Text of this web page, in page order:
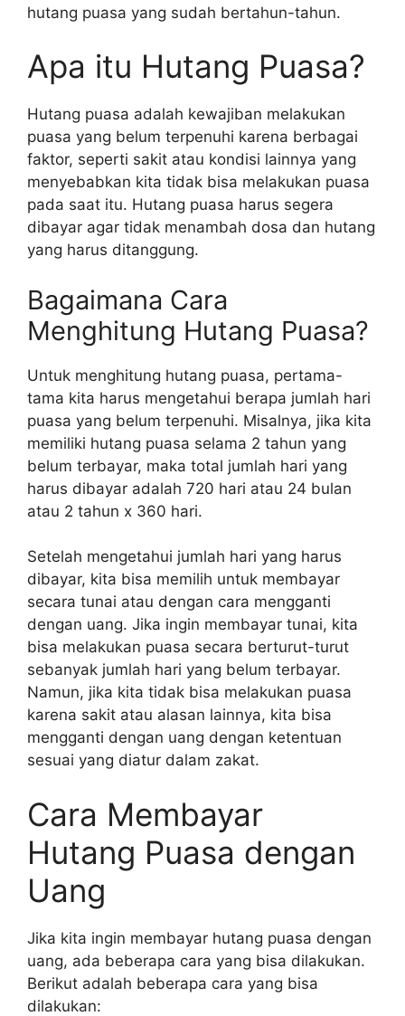
hutang puasa yang sudah bertahun-tahun.
Apa itu Hutang Puasa?
Hutang puasa adalah kewajiban melakukan
puasa yang belum terpenuhi karena berbagai
faktor, seperti sakit atau kondisi lainnya yang
menyebabkan kita tidak bisa melakukan puasa
pada saat itu. Hutang puasa harus segera
dibayar agar tidak menambah dosa dan hutang
yang harus ditanggung.
Bagaimana Cara
Menghitung Hutang Puasa?
Untuk menghitung hutang puasa, pertama-
tama kita harus mengetahui berapa jumlah hari
puasa yang belum terpenuhi. Misalnya, jika kita
memiliki hutang puasa selama 2 tahun yang
belum terbayar, maka total jumlah hari yang
harus dibayar adalah 720 hari atau 24 bulan
atau 2 tahun x 360 hari.
Setelah mengetahui jumlah hari yang harus
dibayar, kita bisa memilih untuk membayar
secara tunai atau dengan cara mengganti
dengan uang. Jika ingin membayar tunai, kita
bisa melakukan puasa secara berturut-turut
sebanyak jumlah hari yang belum terbayar.
Namun, jika kita tidak bisa melakukan puasa
karena sakit atau alasan lainnya, kita bisa
mengganti dengan uang dengan ketentuan
sesuai yang diatur dalam zakat.
Cara Membayar
Hutang Puasa dengan
Uang
Jika kita ingin membayar hutang puasa dengan
uang, ada beberapa cara yang bisa dilakukan.
Berikut adalah beberapa cara yang bisa
dilakukan: